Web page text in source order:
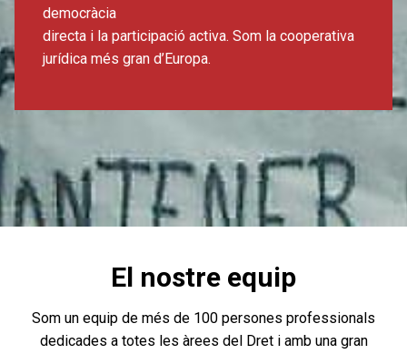
democràcia
directa i la participació activa. Som la cooperativa
jurídica més gran d’Europa.
El nostre equip
Som un equip de més de 100 persones professionals
dedicades a totes les àrees del Dret i amb una gran